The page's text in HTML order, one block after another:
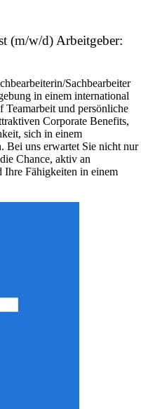
(m/w/d) Arbeitgeber:
Sachbearbeiter
in einem international
Teamarbeit und persönliche
Corporate Benefits,
sich in einem
Bei uns erwartet Sie nicht nur
Chance, aktiv an
Ihre Fähigkeiten in einem